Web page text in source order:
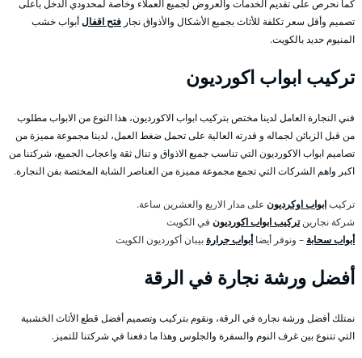
كما نحرص على تقديم الخدمات والعروض لجميع العملاء وخاصة لمحدودي الدخل بأعلى
تصميم وأقل سعر تكلفة للأثاث بجميع الأشكال والأذواق نجار فتح اقفالأبواب خشب
المنيوم حديد بالكويت.
تركيب ابواب اكورديون
فني النجارة العامل لدينا مختص بتركيب ابواب الاكورديون، هذا النوع من الابواب مطلوب
من قبل الزبائن لجماله و قدرته العالية على تحمل ضغط العمل، لدينا مجموعة مميزة من
تصاميم ابواب الاكورديون التي تناسب جميع الاذواق و تنال ثقة واعجاب الجميع، شركتنا من
اكبر واهم الشركات التي تجمع مجموعة مميزة من العناصر الشابة المختصة بفن النجارة.
تركيبابواب اوكرديون على مدار الاربع والعشرين ساعة.
شركة نجارينتركيب ابواب اكورديون في الكويت
أبواب سحابة – ونوفر أيضاأبواب جرارةبيبان أكورديون الكويت
أفضل ورشة نجارة في الرقة
نمتلك أفضل ورشة نجارة في الرقة، ونقوم بتركيب وتصميم أفضل قطع الأثاث الخشبية
التي تتنوع بين غرف النوم والسفرة والجلوس وهذا ما دفعنا في شركتنا للتميز.